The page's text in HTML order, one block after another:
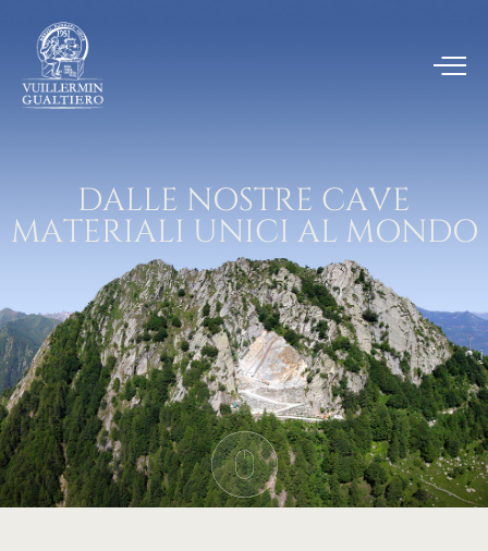
DALLE NOSTRE CAVE
MATERIALI UNICI AL MONDO